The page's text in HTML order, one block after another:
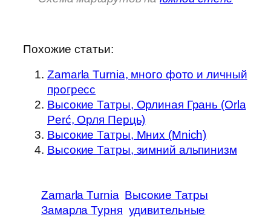
Похожие статьи:
Zamarla Turnia, много фото и личный
прогресс
Высокие Татры, Орлиная Грань (Orla
Perć, Орля Перць)
Высокие Татры, Мних (Mnich)
Высокие Татры, зимний альпинизм
Zamarla Turnia Высокие Татры
Замарла Турня удивительные